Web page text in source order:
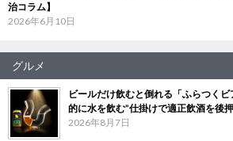
治コラム】
2026年6月10日
グルメ
ビールだけ飲むと倒れる「ふらつく
的に水を飲む”仕掛けで適正飲酒を後
2026年8月7日